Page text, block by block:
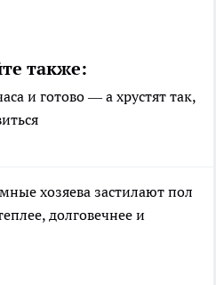
также:
и готово — а хрустят так,
хозяева застилают пол
долговечнее и